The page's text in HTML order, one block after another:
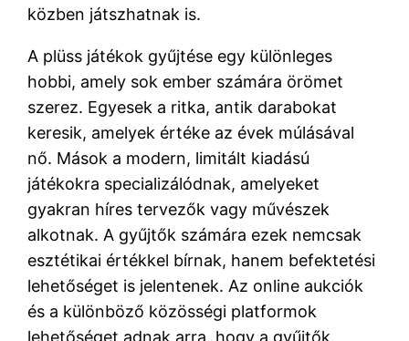
közben játszhatnak is.
A plüss játékok gyűjtése egy különleges
hobbi, amely sok ember számára örömet
szerez. Egyesek a ritka, antik darabokat
keresik, amelyek értéke az évek múlásával
nő. Mások a modern, limitált kiadású
játékokra specializálódnak, amelyeket
gyakran híres tervezők vagy művészek
alkotnak. A gyűjtők számára ezek nemcsak
esztétikai értékkel bírnak, hanem befektetési
lehetőséget is jelentenek. Az online aukciók
és a különböző közösségi platformok
lehetőséget adnak arra, hogy a gyűjtők